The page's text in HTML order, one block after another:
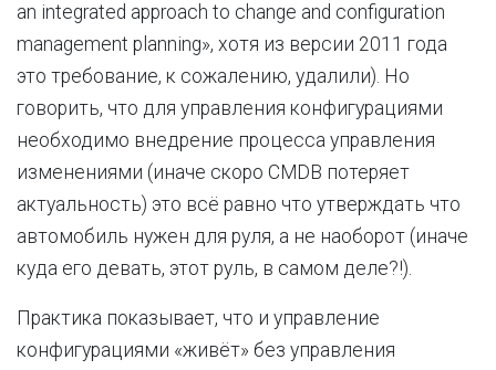
an integrated approach to change and configuration
management planning», хотя из версии 2011 года
это требование, к сожалению, удалили). Но
говорить, что для управления конфигурациями
необходимо внедрение процесса управления
изменениями (иначе скоро CMDB потеряет
актуальность) это всё равно что утверждать что
автомобиль нужен для руля, а не наоборот (иначе
куда его девать, этот руль, в самом деле?!).
Практика показывает, что и управление
конфигурациями «живёт» без управления